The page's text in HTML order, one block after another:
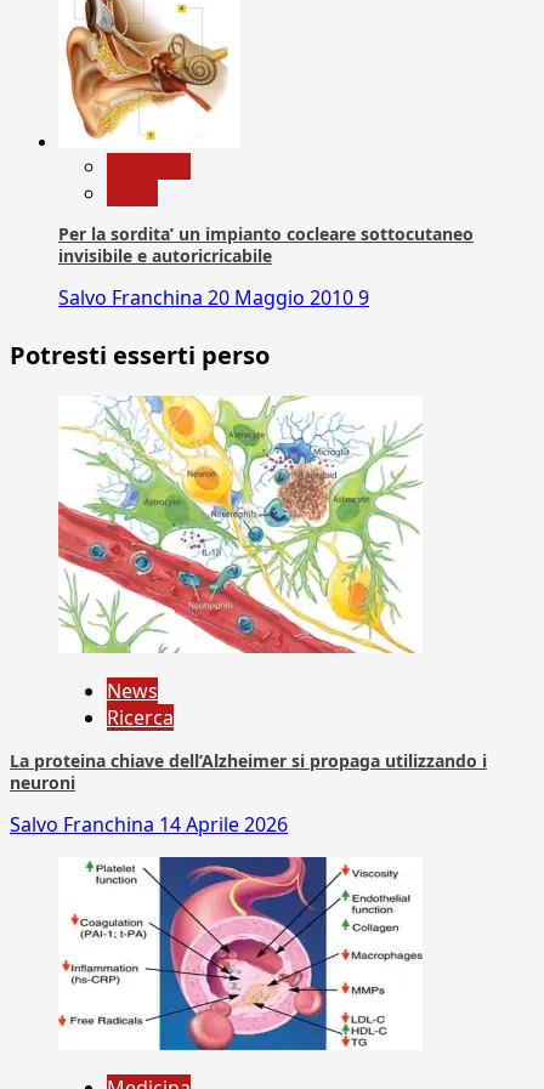
Per la sordita’ un impianto cocleare sottocutaneo
invisibile e autoricricabile
Salvo Franchina 20 Maggio 20109
Potresti esserti perso
News
Ricerca
La proteina chiave dell’Alzheimer si propaga utilizzando i
neuroni
Salvo Franchina 14 Aprile 2026